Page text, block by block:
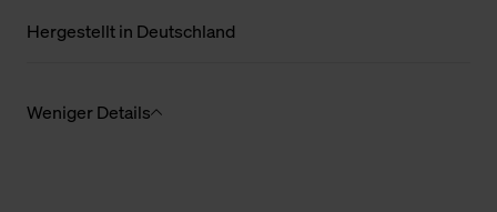
Hergestellt in Deutschland
Weniger Details